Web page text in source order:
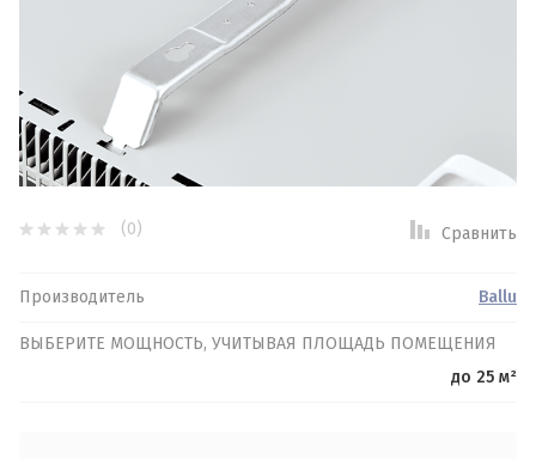
Результатов на странице:
Найти
(0) Сравнить
Производитель Ballu
ВЫБЕРИТЕ МОЩНОСТЬ, УЧИТЫВАЯ ПЛОЩАДЬ ПОМЕЩЕНИЯ
до 25 м²